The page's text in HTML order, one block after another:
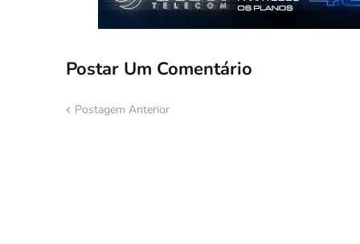
Postar Um Comentário
Postagem Anterior